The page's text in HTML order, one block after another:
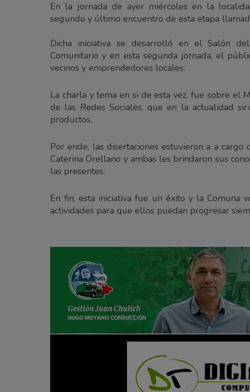
En la jornada de ayer miércoles en la
segundo y último encuentro de esta etapa
Dicha iniciativa se desarrolló en el Salón
Comunitario y en esta segunda jornada, el
vecinos y emprendedores locales.
La charla y tema en si de esta vez, fue sobre el
de las Redes Sociales, que en la actualidad
productos.
Por ende, las disertaciones estuvieron a a
Caterina Orellano y ambas les brindaron sus
las presentes.
En fin, esta iniciativa fue un éxito y la Comuna
actividades para que ellos puedan progresar